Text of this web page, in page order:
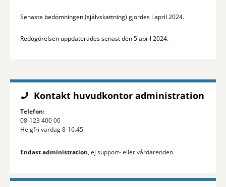
Senaste bedömningen (självskattning) gjordes i april 2024.
Redogörelsen uppdaterades senast den 5 april 2024.
Kontakt huvudkontor administration
Telefon:
08-123 400 00
Helgfri vardag 8-16.45
Endast administration, ej support- eller vårdärenden.